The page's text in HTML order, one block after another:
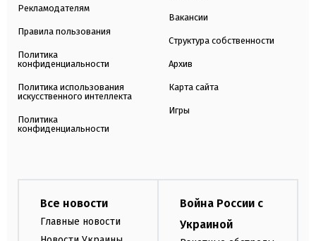
Рекламодателям
Правила пользования
Политика
конфиденциальности
Политика использования
искусственного интеллекта
Политика
конфиденциальности
Вакансии
Структура собственности
Архив
Карта сайта
Игры
Все новости
Главные новости
Война России с
Украиной